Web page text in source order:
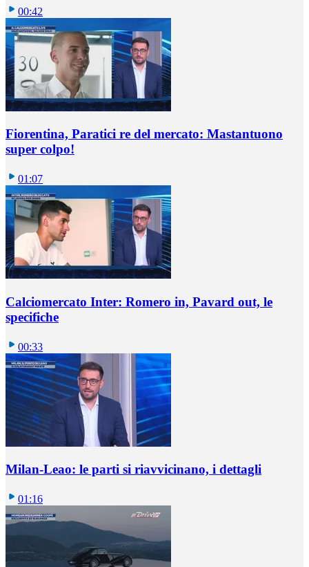
00:42
Fiorentina, Paratici re del mercato: Mastantuono
super colpo!
01:07
Calciomercato Inter: Romero in, Pavard out, le
specifiche
00:33
Milan-Leao: le parti si riavvicinano, i dettagli
01:16